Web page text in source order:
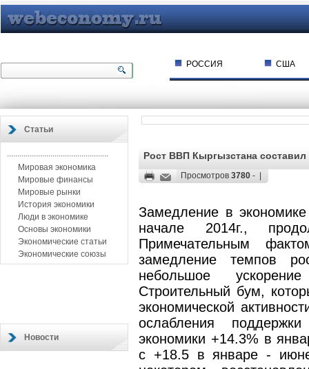
РОССИЯ США
Статьи
.................................................
Мировая экономика
Мировые финансы
Мировые рынки
История экономики
Люди в экономике
Основы экономики
Экономические статьи
Экономические союзы
Новости
Рост ВВП Кыргызстана составил
Просмотров 3780 - |
Замедление в
начале 2014г.,
Примечательным
замедление темпов
небольшое ускорение
Строительный бум,
экономической
ослабления
экономики +14.3% в
с +18.5 в январе -